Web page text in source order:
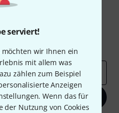
serviert!
wir Ihnen ein
mit allem was
zählen zum Beispiel
Anzeigen
Wenn das für
der Nutzung von Cookies
Newsletter
und gewinne mit
über jeweils
Deals Thomann Insights